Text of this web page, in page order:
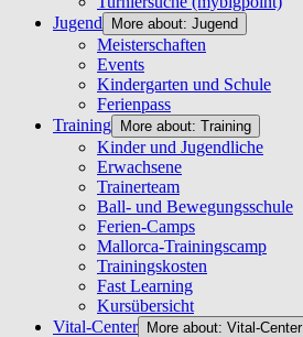
Jugend
More about: Jugend
Meisterschaften
Events
Kindergarten und Schule
Ferienpass
Training
More about: Training
Kinder und Jugendliche
Erwachsene
Trainerteam
Ball- und Bewegungsschule
Ferien-Camps
Mallorca-Trainingscamp
Trainingskosten
Fast Learning
Kursübersicht
Vital-Center
More about: Vital-Center